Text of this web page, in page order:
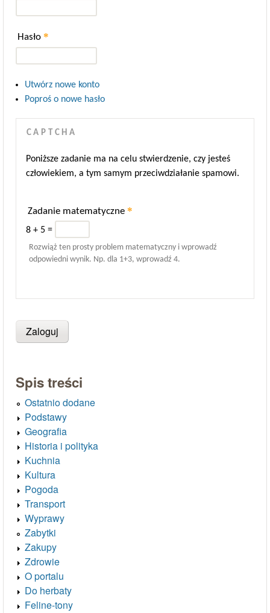
Hasło *
Utwórz nowe konto
Poproś o nowe hasło
CAPTCHA
Poniższe zadanie ma na celu stwierdzenie, czy jesteś
człowiekiem, a tym samym przeciwdziałanie spamowi.
Zadanie matematyczne *
8 + 5 =
Rozwiąż ten prosty problem matematyczny i wprowadź
odpowiedni wynik. Np. dla 1+3, wprowadź 4.
Spis treści
Ostatnio dodane
Podstawy
Geografia
Historia i polityka
Kuchnia
Kultura
Pogoda
Transport
Wyprawy
Zabytki
Zakupy
Zdrowie
O portalu
Do herbaty
Feline-tony